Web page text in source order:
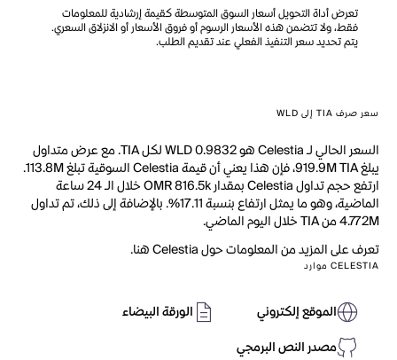
تعرض أداة التحويل أسعار السوق المتوسطة كقيمة إرشادية للمعلومات
فقط، ولا تتضمن هذه الأسعار الرسوم أو فروق الأسعار أو الانزلاق السعري.
يتم تحديد سعر التنفيذ الفعلي عند تقديم الطلب.
سعر صرف TIA إلى WLD
السعر الحالي لـ Celestia هو WLD 0.9832 لكل TIA. مع عرض متداول
يبلغ 919.9M TIA، فإن هذا يعني أن قيمة Celestia السوقية تبلغ 113.8M.
ارتفع حجم تداول Celestia بمقدار OMR 816.5k خلال الـ 24 ساعة
الماضية، وهو ما يمثل ارتفاع بنسبة 17.11%. بالإضافة إلى ذلك، تم تداول
4.772M من TIA خلال اليوم الماضي.
تعرف على المزيد من المعلومات حول Celestia هنا.
CELESTIA موارد
الموقع إلكتروني
الورقة البيضاء
مصدر النص البرمجي